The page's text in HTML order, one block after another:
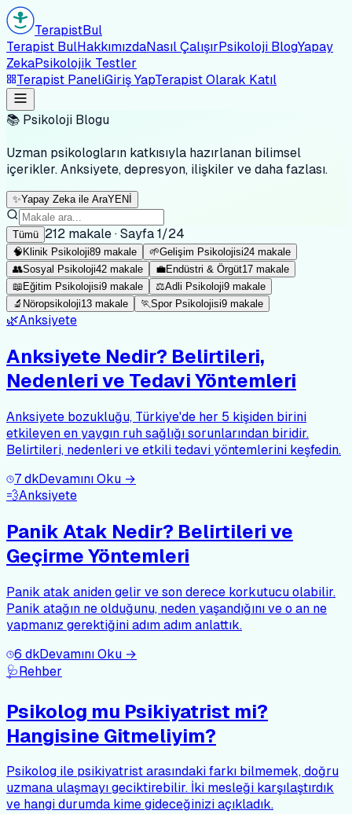
TerapistBul
Terapist BulHakkımızdaNasıl ÇalışırPsikoloji BlogYapay
ZekaPsikolojik Testler
Terapist PaneliGiriş YapTerapist Olarak Katıl
📚 Psikoloji Blogu
Uzman psikologların katkısıyla hazırlanan bilimsel
içerikler. Anksiyete, depresyon, ilişkiler ve daha fazlası.
✨Yapay Zeka ile AraYENİ
Tümü 212 makale · Sayfa1/24
🧠 Klinik Psikoloji89 makale 🌱Gelişim Psikolojisi24 makale
👥Sosyal Psikoloji42 makale 💼Endüstri & Örgüt17 makale
📖 Eğitim Psikolojisi9 makale ⚖️Adli Psikoloji9 makale
🔬 Nöropsikoloji13 makale 🏃Spor Psikolojisi9 makale
🌿Anksiyete
Anksiyete Nedir? Belirtileri,
Nedenleri ve Tedavi Yöntemleri
Anksiyete bozukluğu, Türkiye'de her 5 kişiden birini
etkileyen en yaygın ruh sağlığı sorunlarından biridir.
Belirtileri, nedenleri ve etkili tedavi yöntemlerini keşfedin.
7dkDevamını Oku →
💨Anksiyete
Panik Atak Nedir? Belirtileri ve
Geçirme Yöntemleri
Panik atak aniden gelir ve son derece korkutucu olabilir.
Panik atağın ne olduğunu, neden yaşandığını ve o an ne
yapmanız gerektiğini adım adım anlattık.
6 dkDevamını Oku →
🩺Rehber
Psikolog mu Psikiyatrist mi?
Hangisine Gitmeliyim?
Psikolog ile psikiyatrist arasındaki farkı bilmemek, doğru
uzmana ulaşmayı geciktirebilir. İki mesleği karşılaştırdık
ve hangi durumda kime gideceğinizi açıkladık.